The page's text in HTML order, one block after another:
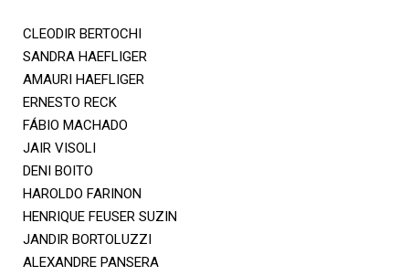
CLEODIR BERTOCHI
SANDRA HAEFLIGER
AMAURI HAEFLIGER
ERNESTO RECK
FÁBIO MACHADO
JAIR VISOLI
DENI BOITO
HAROLDO FARINON
HENRIQUE FEUSER SUZIN
JANDIR BORTOLUZZI
ALEXANDRE PANSERA